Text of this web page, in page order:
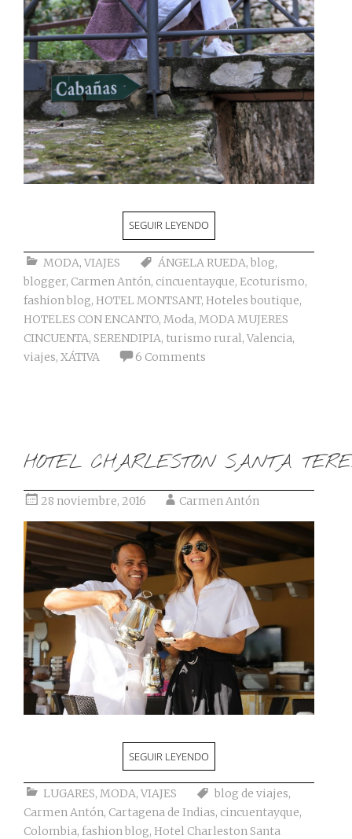
SEGUIR LEYENDO
MODA, VIAJES ÁNGELA RUEDA, blog,
blogger, Carmen Antón, cincuentayque, Ecoturismo,
fashion blog, HOTEL MONTSANT, Hoteles boutique,
HOTELES CON ENCANTO, Moda, MODA MUJERES
CINCUENTA, SERENDIPIA, turismo rural, Valencia,
viajes, XÁTIVA 6 Comments
HOTEL CHARLESTON SANTA
28 noviembre, 2016 Carmen Antón
SEGUIR LEYENDO
LUGARES, MODA, VIAJES blog de viajes,
Carmen Antón, Cartagena de Indias, cincuentayque,
Colombia, fashion blog, Hotel Charleston Santa